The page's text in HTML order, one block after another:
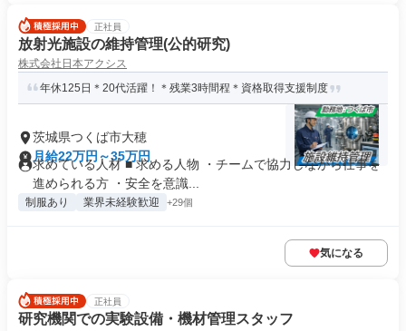
正社員
放射光施設の維持管理(公的研究)
株式会社日本アクシス
年休125日＊20代活躍！＊残業3時間程＊資格取得支援制度
茨城県つくば市大穂
月給22万円～35万円
求めている人材 ■ 求める人物 ・チームで協力しながら仕事を
進められる方 ・安全を意識...
制服あり 業界未経験歓迎 +29個
気になる
正社員
研究機関での実験設備・機材管理スタッフ